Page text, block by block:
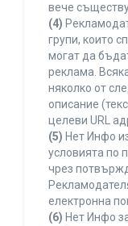
вече
(4)
групи, които
могат да
реклама.
няколко от
описание
целеви URL
(5) Нет Инфо
условията по
чрез
електронна
(6) Нет Инфо